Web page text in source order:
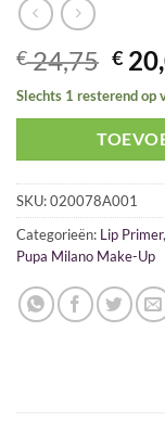
€24,75
prijs
was:
€
€
Slechts 1 resterend op
SKU:020078A001
Categorieën: Lip Primer,
Pupa Milano Make-Up